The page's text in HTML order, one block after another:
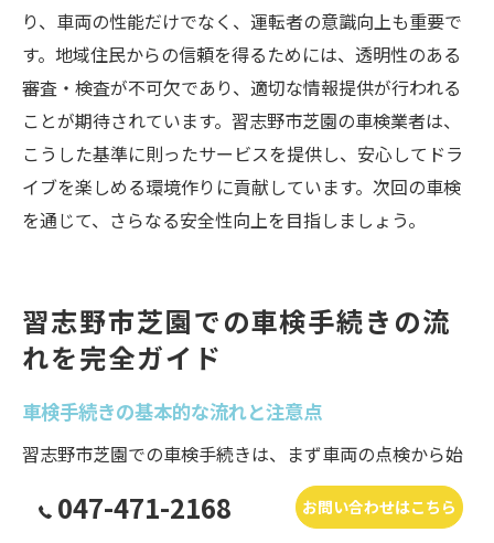
り、車両の性能だけでなく、運転者の意識向上も重要で
す。地域住民からの信頼を得るためには、透明性のある
審査・検査が不可欠であり、適切な情報提供が行われる
ことが期待されています。習志野市芝園の車検業者は、
こうした基準に則ったサービスを提供し、安心してドラ
イブを楽しめる環境作りに貢献しています。次回の車検
を通じて、さらなる安全性向上を目指しましょう。
習志野市芝園での車検手続きの流
れを完全ガイド
車検手続きの基本的な流れと注意点
習志野市芝園での車検手続きは、まず車両の点検から始
まります。車検の際には、ブレーキ、ライト、排気ガス
など、様々な項目が検査されます。これらの検査が合格
047-471-2168 お問い合わせはこちら